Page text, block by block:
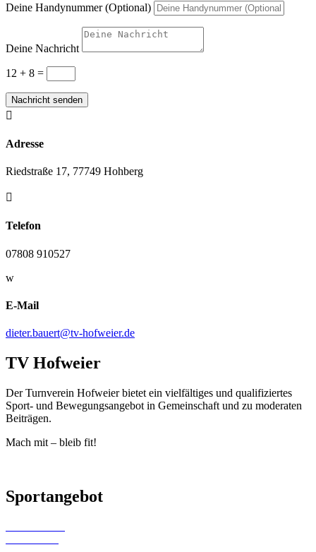
Deine Handynummer (Optional)
Deine Nachricht
12 + 8 =
Nachricht senden

Adresse
Riedstraße 17, 77749 Hohberg

Telefon
07808 910527
w
E-Mail
dieter.bauert@tv-hofweier.de
TV Hofweier
Der Turnverein Hofweier bietet ein vielfältiges und qualifiziertes
Sport- und Bewegungsangebot in Gemeinschaft und zu moderaten
Beiträgen.
Mach mit – bleib fit!
Sportangebot